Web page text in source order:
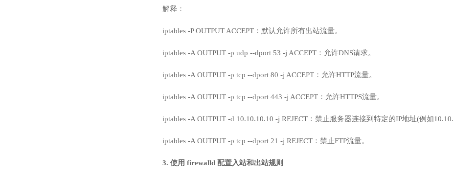
解释：
iptables -P OUTPUT ACCEPT：默认允许所有出站流量。
iptables -A OUTPUT -p udp --dport 53 -j ACCEPT：允许DNS请求。
iptables -A OUTPUT -p tcp --dport 80 -j ACCEPT：允许HTTP流量。
iptables -A OUTPUT -p tcp --dport 443 -j ACCEPT：允许HTTPS流量。
iptables -A OUTPUT -d 10.10.10.10 -j REJECT：禁止服务器连接到特定的IP地址(例如
iptables -A OUTPUT -p tcp --dport 21 -j REJECT：禁止FTP流量。
3. 使用 firewalld 配置入站和出站规则